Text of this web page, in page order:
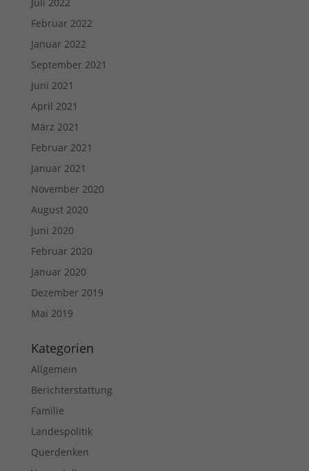
Juli 2022
Februar 2022
Januar 2022
September 2021
Juni 2021
April 2021
März 2021
Februar 2021
Januar 2021
November 2020
August 2020
Juni 2020
Februar 2020
Januar 2020
Dezember 2019
Mai 2019
Kategorien
Allgemein
Berichterstattung
Familie
Landespolitik
Querdenken